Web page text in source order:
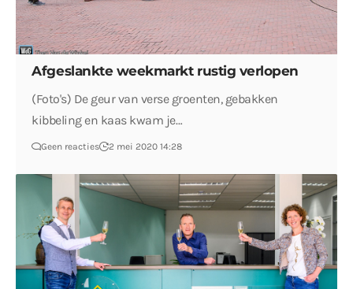
Afgeslankte weekmarkt rustig verlopen
(Foto's) De geur van verse groenten, gebakken
kibbeling en kaas kwam je…
Geen reacties 2 mei 2020 14:28